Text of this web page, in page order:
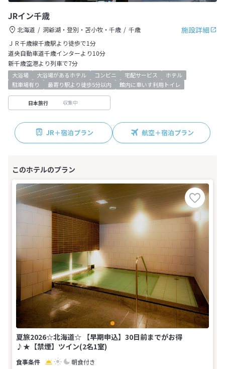
JRイン千歳
施設詳細
北海道 洞爺湖・登別・苫小牧・千歳
千歳
ＪＲ千歳線千歳駅より徒歩で1分
道央自動車道千歳インターより10分
新千歳空港より列車で7分
大浴場 大浴場があるホテル コンビニ 宅配サービス
ホテル
駐車場有り
最寄り駅より徒歩5分以内 館内に車いす利用トイレ
日本旅行 収集中
JR＋宿泊プラン 航空＋宿泊プラン
夏旅2026☆北海道☆ 【早期申込】30日前までがお得
♪★【禁煙】ツイン(2名1室)
朝食付き